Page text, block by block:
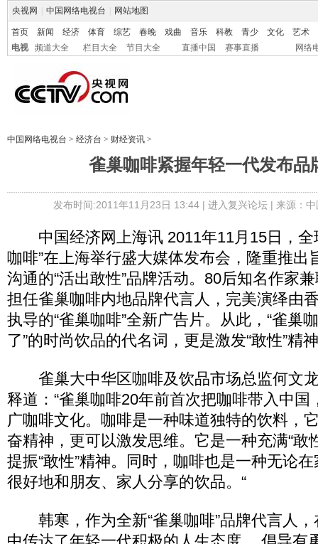
央视网 中国网络电视台 网站地图
首页 新闻 经济 体育 综艺 春晚 戏曲 音乐 科教 青少 文化
艺术
电视
频道大全 栏目大全 节目大全 直播中国 赛事直播 网络
中国网络电视台 > 经济台 > 财经资讯 >
雀巢咖啡紧握年轻一代发布品
发布时间:2011年11月23日 13:44 | 进入复兴论坛| 来源：
中国经济网上海讯 2011年11月15日，全
咖啡”在上海举行盛大媒体发布会，隆重推出
沟通的“活出敢性”品牌活动。80后知名作家
担任雀巢咖啡内地品牌代言人，完美演绎由
执导的“雀巢咖啡”全新广告片。从此，“雀巢
了”的时尚饮品的代名词，更是激发“敢性”精
雀巢大中华区咖啡及饮品市场总监何文
释道：“雀巢咖啡20年前首次把咖啡带入中国
广咖啡文化。咖啡是一种味道独特的饮料，
奋精神，更可以激发思维。它是一种充满“敢
提振“敢性”精神。同时，咖啡也是一种无论
很好地和朋友、家人分享的饮品。“
韩寒，作为全新“雀巢咖啡”品牌代言人，